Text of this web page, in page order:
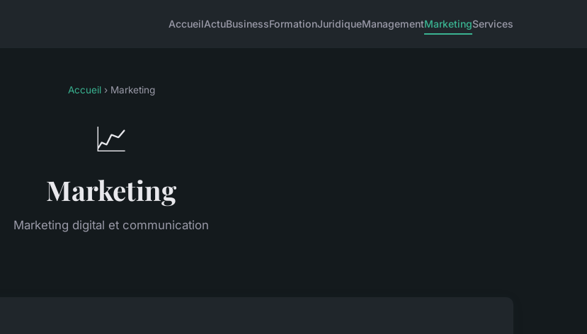
AccueilActuBusinessFormationJuridiqueManagementMarketingServices
Accueil› Marketing
📈
Marketing
Marketing digital et communication